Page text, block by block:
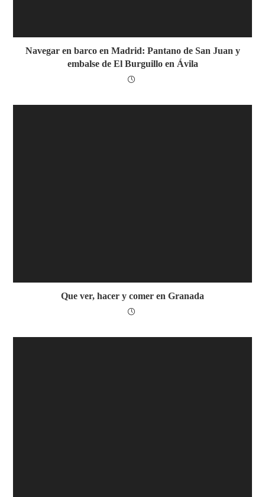
Navegar en barco en Madrid: Pantano de San Juan y
embalse de El Burguillo en Ávila
Que ver, hacer y comer en Granada